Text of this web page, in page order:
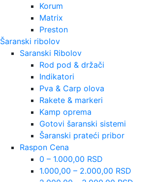
Korum
Matrix
Preston
Šaranski ribolov
Saranski Ribolov
Rod pod & držači
Indikatori
Pva & Carp olova
Rakete & markeri
Kamp oprema
Gotovi šaranski sistemi
Šaranski prateći pribor
Raspon Cena
0 – 1.000,00 RSD
1.000,00 – 2.000,00 RSD